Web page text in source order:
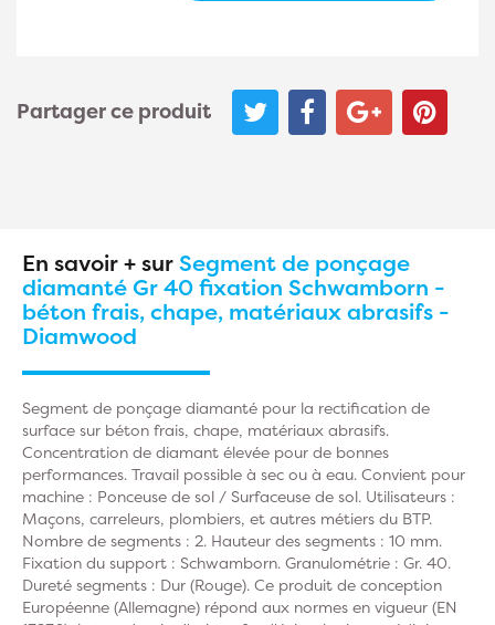
Partager ce produit
En savoir + surSegment de ponçage
diamanté Gr 40 fixation Schwamborn -
béton frais, chape, matériaux abrasifs -
Diamwood
Segment de ponçage diamanté pour la rectification de
surface sur béton frais, chape, matériaux abrasifs.
Concentration de diamant élevée pour de bonnes
performances. Travail possible à sec ou à eau. Convient pour
machine : Ponceuse de sol / Surfaceuse de sol. Utilisateurs :
Maçons, carreleurs, plombiers, et autres métiers du BTP.
Nombre de segments : 2. Hauteur des segments : 10 mm.
Fixation du support : Schwamborn. Granulométrie : Gr. 40.
Dureté segments : Dur (Rouge). Ce produit de conception
Européenne (Allemagne) répond aux normes en vigueur (EN